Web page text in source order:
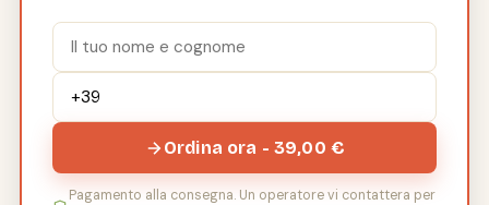
Ordina ora - 39,00 €
Pagamento alla consegna. Un operatore vi contattera per